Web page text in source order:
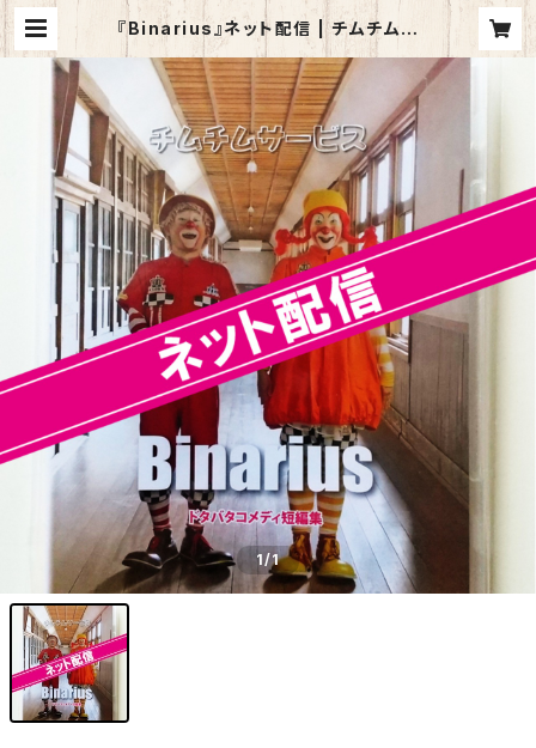
『Binarius』ネット配信 | チムチムサ
ービス
1/1